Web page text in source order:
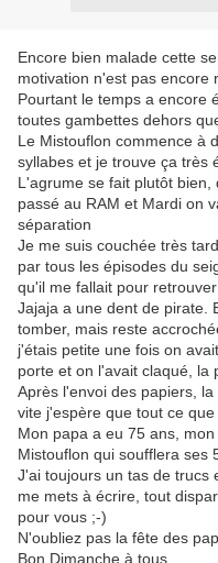
Encore bien malade cette
motivation n'est pas encore
Pourtant le temps a encore
toutes gambettes dehors
Le Mistouflon commence à
syllabes et je trouve ça très
L'agrume se fait plutôt
passé au RAM et Mardi on
séparation
Je me suis couchée très
par tous les épisodes du
qu'il me fallait pour retrouver
Jajaja a une dent de pirate.
tomber, mais reste
j'étais petite une fois on
porte et on l'avait claqué, la
Après l'envoi des papiers,
vite j'espère que tout ce
Mon papa a eu 75 ans,
Mistouflon qui soufflera ses
J'ai toujours un tas de trucs
me mets à écrire, tout
pour vous ;-)
N'oubliez pas la fête des
Bon Dimanche à tous